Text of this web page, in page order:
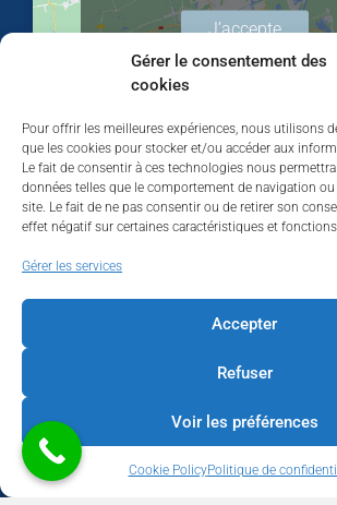
Gérer le consentement des
cookies
Pour offrir les meilleures expériences, nous utilisons
que les cookies pour stocker et/ou accéder aux
Le fait de consentir à ces technologies nous
données telles que le comportement de navigation
site. Le fait de ne pas consentir ou de retirer son
effet négatif sur certaines caractéristiques et
Gérer les services
Accepter
Refuser
Voir les préférences
Cookie PolicyPolitique de
J’accepte
LES BÂTISSEURS DE LIÈGE
Par le Walhardent